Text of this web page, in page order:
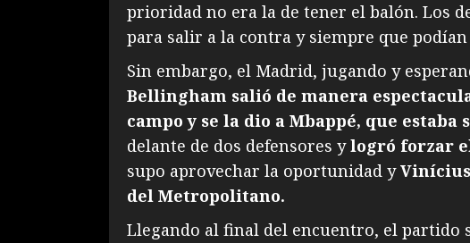
prioridad no era la de tener el balón. Los
para salir a la contra y siempre que
Sin embargo, el Madrid, jugando y
Bellingham salió de manera
campo y se la dio a Mbappé, que estaba
delante de dos defensores ylogró forzar
supo aprovechar la oportunidad yVinícius
del Metropolitano.
Llegando al final del encuentro, el partido